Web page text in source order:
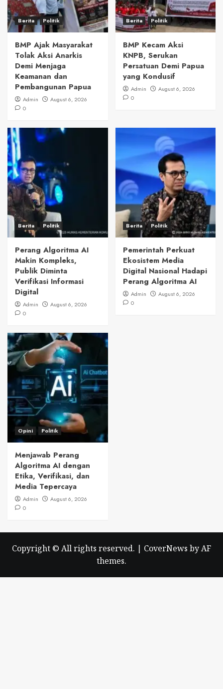
Berita Politik
BMP Ajak Masyarakat
Tolak Aksi Anarkis
Demi Menjaga
Keamanan dan
Pembangunan Papua
Admin
August 6, 2026
0
Berita Politik
BMP Kecam Aksi
KNPB, Serukan
Persatuan Demi Papua
yang Kondusif
Admin
August 6, 2026
0
Berita Politik
Perang Algoritma AI
Makin Kompleks,
Publik Diminta
Verifikasi Informasi
Digital
Admin
August 6, 2026
0
Berita Politik
Pemerintah Perkuat
Ekosistem Media
Digital Nasional Hadapi
Perang Algoritma AI
Admin
August 6, 2026
0
Opini Politik
Menjawab Perang
Algoritma AI dengan
Etika, Verifikasi, dan
Media Tepercaya
Admin
August 6, 2026
0
Copyright © All rights reserved. | CoverNews by AF
themes.